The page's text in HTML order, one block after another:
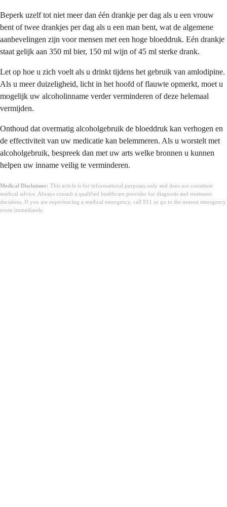
Beperk uzelf tot niet meer dan één drankje per dag als u een vrouw
bent of twee drankjes per dag als u een man bent, wat de algemene
aanbevelingen zijn voor mensen met een hoge bloeddruk. Eén drankje
staat gelijk aan 350 ml bier, 150 ml wijn of 45 ml sterke drank.
Let op hoe u zich voelt als u drinkt tijdens het gebruik van amlodipine.
Als u meer duizeligheid, licht in het hoofd of flauwte opmerkt, moet u
mogelijk uw alcoholinname verder verminderen of deze helemaal
vermijden.
Onthoud dat overmatig alcoholgebruik de bloeddruk kan verhogen en
de effectiviteit van uw medicatie kan belemmeren. Als u worstelt met
alcoholgebruik, bespreek dan met uw arts welke bronnen u kunnen
helpen uw inname veilig te verminderen.
Medical Disclaimer: This article is for informational purposes only and does not constitute
medical advice. Always consult a qualified healthcare provider for diagnosis and treatment
decisions. If you are experiencing a medical emergency, call 911 or go to the nearest emergency
room immediately.